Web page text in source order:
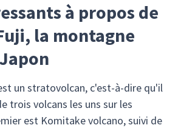
à propos de
la montagne
un stratovolcan, c'est-à-dire qu'il
trois volcans les uns sur les
est Komitake volcano, suivi de